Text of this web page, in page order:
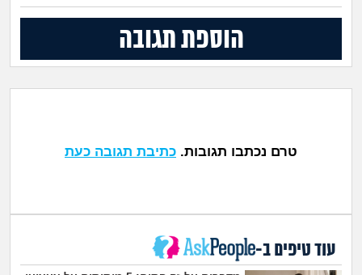
הוספת תגובה
טרם נכתבו תגובות. כתיבת תגובה כעת
עוד טיפים ב-